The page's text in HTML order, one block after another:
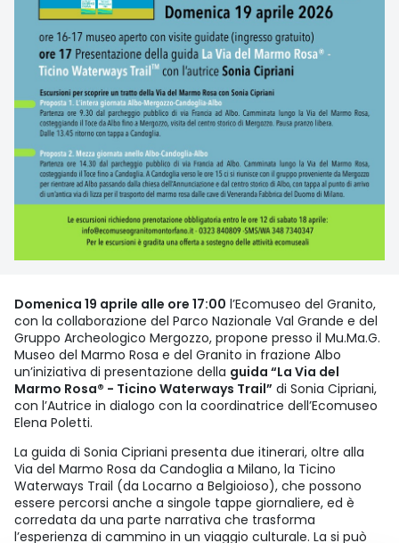
Domenica 19 aprile alle ore 17:00 l’Ecomuseo del Granito,
con la collaborazione del Parco Nazionale Val Grande e del
Gruppo Archeologico Mergozzo, propone presso il Mu.Ma.G.
Museo del Marmo Rosa e del Granito in frazione Albo
un’iniziativa di presentazione della guida “La Via del
Marmo Rosa® - Ticino Waterways Trail” di Sonia Cipriani,
con l’Autrice in dialogo con la coordinatrice dell’Ecomuseo
Elena Poletti.
La guida di Sonia Cipriani presenta due itinerari, oltre alla
Via del Marmo Rosa da Candoglia a Milano, la Ticino
Waterways Trail (da Locarno a Belgioioso), che possono
essere percorsi anche a singole tappe giornaliere, ed è
corredata da una parte narrativa che trasforma
l’esperienza di cammino in un viaggio culturale. La si può